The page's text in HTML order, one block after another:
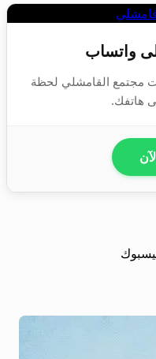
واتساب
مجتمع القامشلي لحظة
هاتفك.